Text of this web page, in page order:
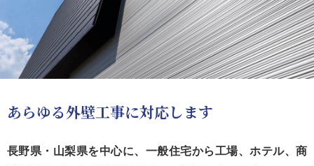
あらゆる外壁工事に対応します
長野県・山梨県を中心に、一般住宅から工場、ホテル、商